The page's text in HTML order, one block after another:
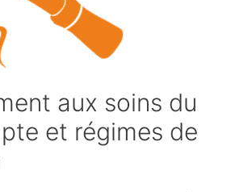
aux soins du
et régimes de